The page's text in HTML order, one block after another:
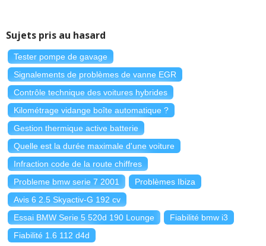
Sujets pris au hasard
Tester pompe de gavage
Signalements de problèmes de vanne EGR
Contrôle technique des voitures hybrides
Kilométrage vidange boîte automatique ?
Gestion thermique active batterie
Quelle est la durée maximale d'une voiture
Infraction code de la route chiffres
Probleme bmw serie 7 2001
Problèmes Ibiza
Avis 6 2.5 Skyactiv-G 192 cv
Essai BMW Serie 5 520d 190 Lounge
Fiabilité bmw i3
Fiabilité 1.6 112 d4d